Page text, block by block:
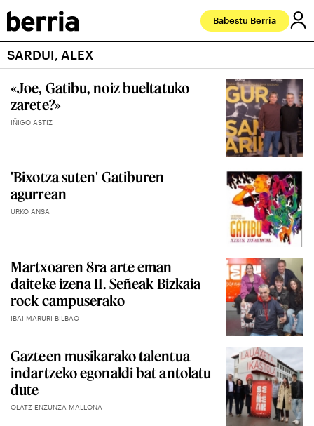
Babestu Berria
SARDUI, ALEX
«Joe, Gatibu, noiz bueltatuko
zarete?»
IÑIGO ASTIZ
'Bixotza suten' Gatiburen
agurrean
URKO ANSA
Martxoaren 8ra arte eman
daiteke izena II. Señeak Bizkaia
rock campuserako
IBAI MARURI BILBAO
Gazteen musikarako talentua
indartzeko egonaldi bat antolatu
dute
OLATZ ENZUNZA MALLONA